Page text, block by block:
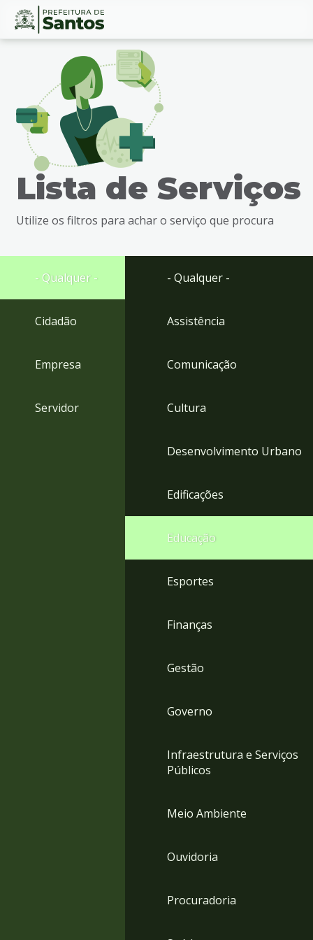
Ir
busca
Ir
rodapé
Conteúdo
Lista de Serviços
Utilize os filtros para achar o serviço que procura
- Qualquer -
Cidadão
Empresa
Servidor
- Qualquer -
Assistência
Comunicação
Cultura
Desenvolvimento Urbano
Edificações
Educação
Esportes
Finanças
Gestão
Governo
Infraestrutura e Serviços
Públicos
Meio Ambiente
Ouvidoria
Procuradoria